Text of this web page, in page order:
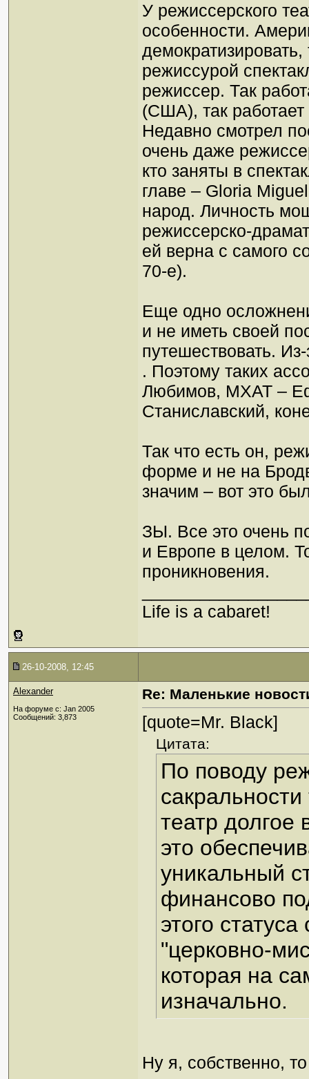
У режиссерского
особенности.
демократизировать,
режиссурой
режиссер. Так
(США), так
Недавно смотрел
очень даже
кто заняты в
главе – Gloria
народ. Личность
режиссерско-
ей верна с самого
70-е).
Еще одно
и не иметь своей
путешествовать.
. Поэтому таких
Любимов, МХАТ –
Станиславский,
Так что есть он,
форме и не на
значим – вот это
ЗЫ. Все это очень
и Европе в целом.
проникновения.
Life is a cabaret!
26-10-2008, 12:45
Alexander
На форуме с: Jan 2005
Сообщений: 3,873
Re: Маленькие
[quote=Mr. Black]
Цитата:
По поводу
театр
это
уникальный
финансово
этого
"церковно-
которая на
изначально.
Ну я, собственно,